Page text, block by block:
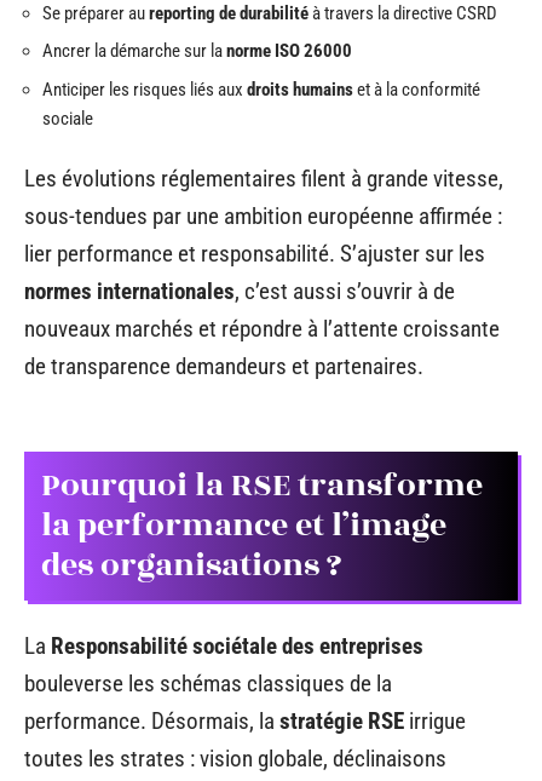
Se préparer aureporting de durabilitéà travers la directive CSRD
Ancrer la démarche sur lanorme ISO 26000
Anticiper les risques liés aux droits humainset à la conformité
sociale
Les évolutions réglementaires filent à grande vitesse,
sous-tendues par une ambition européenne affirmée :
lier performance et responsabilité. S’ajuster sur les
normes internationales, c’est aussi s’ouvrir à de
nouveaux marchés et répondre à l’attente croissante
de transparence demandeurs et partenaires.
Pourquoi la RSE transforme
la performance et l’image
des organisations ?
La Responsabilité sociétale des entreprises
bouleverse les schémas classiques de la
performance. Désormais, la stratégie RSE irrigue
toutes les strates : vision globale, déclinaisons